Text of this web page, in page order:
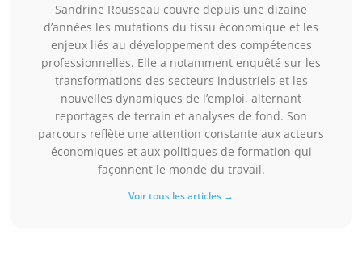
Sandrine Rousseau couvre depuis une dizaine
d’années les mutations du tissu économique et les
enjeux liés au développement des compétences
professionnelles. Elle a notamment enquêté sur les
transformations des secteurs industriels et les
nouvelles dynamiques de l’emploi, alternant
reportages de terrain et analyses de fond. Son
parcours reflète une attention constante aux acteurs
économiques et aux politiques de formation qui
façonnent le monde du travail.
Voir tous les articles →